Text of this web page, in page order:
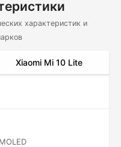
характеристик и
Xiaomi Mi 10 Lite